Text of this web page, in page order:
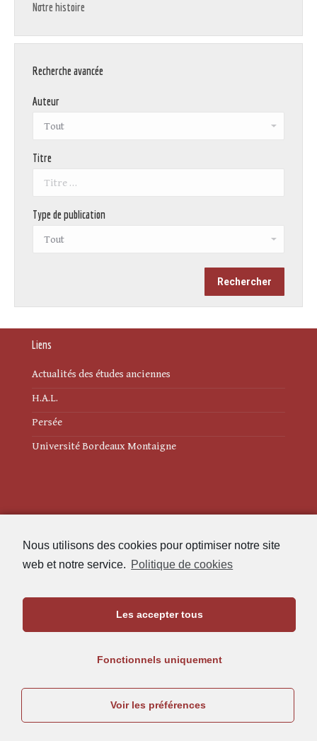
Nous utilisons des cookies pour optimiser notre site
web et notre service. Politique de cookies
Les accepter tous
Fonctionnels uniquement
Voir les préférences
Notre histoire
Recherche avancée
Auteur
Titre
Type de publication
Liens
Actualités des études anciennes
H.A.L.
Persée
Université Bordeaux Montaigne
Politique de cookies (UE)
Maison de l'Archéologie
05.57.12.45.63
rea@u-bordeaux-montaigne.fr